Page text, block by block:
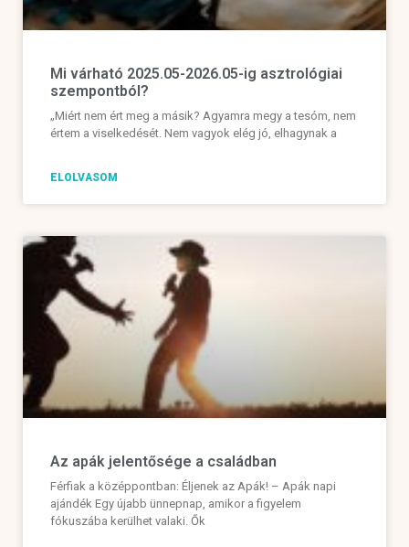
Mi várható 2025.05-2026.05-ig asztrológiai
szempontból?
„Miért nem ért meg a másik? Agyamra megy a tesóm, nem
értem a viselkedését. Nem vagyok elég jó, elhagynak a
ELOLVASOM
Az apák jelentősége a családban
Férfiak a középpontban: Éljenek az Apák! – Apák napi
ajándék Egy újabb ünnepnap, amikor a figyelem
fókuszába kerülhet valaki. Ők